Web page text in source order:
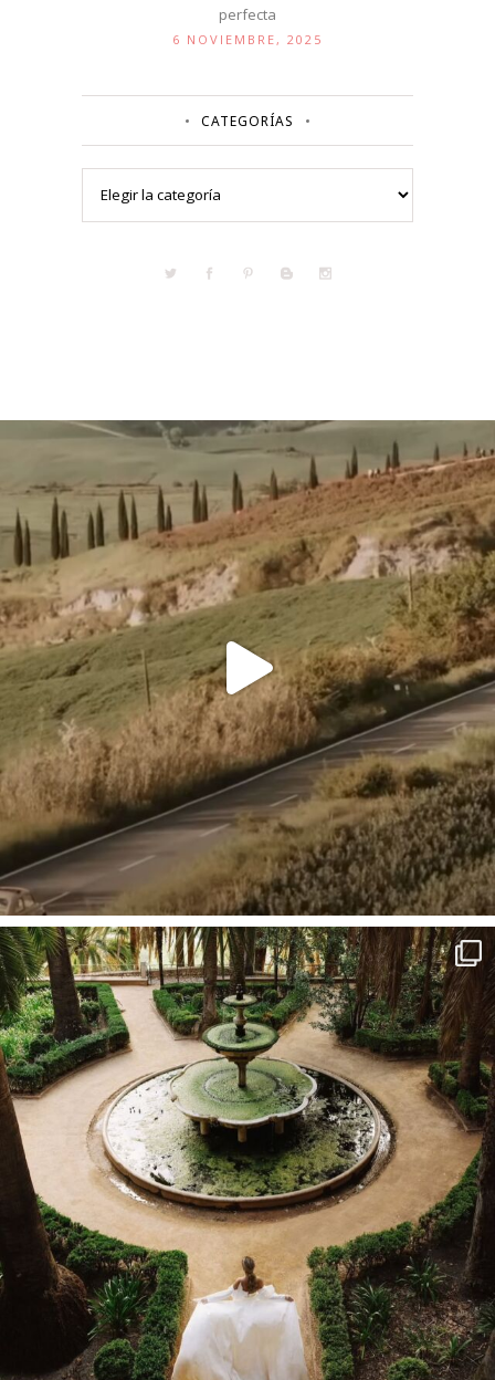
perfecta
6 NOVIEMBRE, 2025
CATEGORÍAS